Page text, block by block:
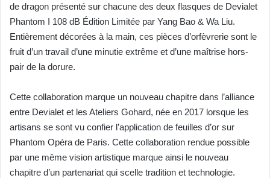
de dragon présenté sur chacune des deux flasques de Devialet
Phantom I 108 dB Édition Limitée par Yang Bao & Wa Liu.
Entièrement décorées à la main, ces pièces d’orfèvrerie sont le
fruit d’un travail d’une minutie extrême et d’une maîtrise hors-
pair de la dorure.
Cette collaboration marque un nouveau chapitre dans l’alliance
entre Devialet et les Ateliers Gohard, née en 2017 lorsque les
artisans se sont vu confier l’application de feuilles d’or sur
Phantom Opéra de Paris. Cette collaboration rendue possible
par une même vision artistique marque ainsi le nouveau
chapitre d’un partenariat qui scelle tradition et technologie.